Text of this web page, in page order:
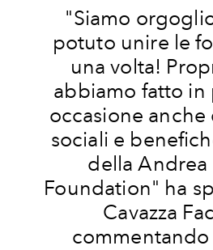
"Siamo
potuto unire le
una volta!
abbiamo fatto in
occasione anche
sociali e
della Andrea
Foundation" ha
Cavazza
commentando